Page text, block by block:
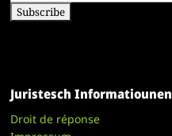
Juristesch Informatiounen
Droit de réponse